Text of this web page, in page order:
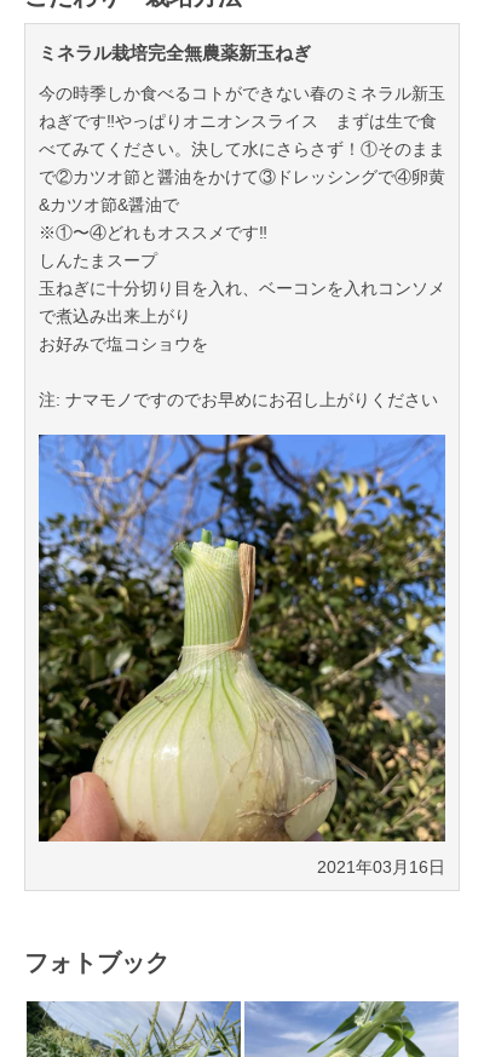
ミネラル栽培完全無農薬新玉ねぎ
今の時季しか食べるコトができない春のミネラル新玉
ねぎです‼︎やっぱりオニオンスライス まずは生で食
べてみてください。決して水にさらさず！①そのまま
で②カツオ節と醤油をかけて③ドレッシングで④卵黄
&カツオ節&醤油で
※①〜④どれもオススメです‼︎
しんたまスープ
玉ねぎに十分切り目を入れ、ベーコンを入れコンソメ
で煮込み出来上がり
お好みで塩コショウを
注: ナマモノですのでお早めにお召し上がりください
2021年03月16日
フォトブック